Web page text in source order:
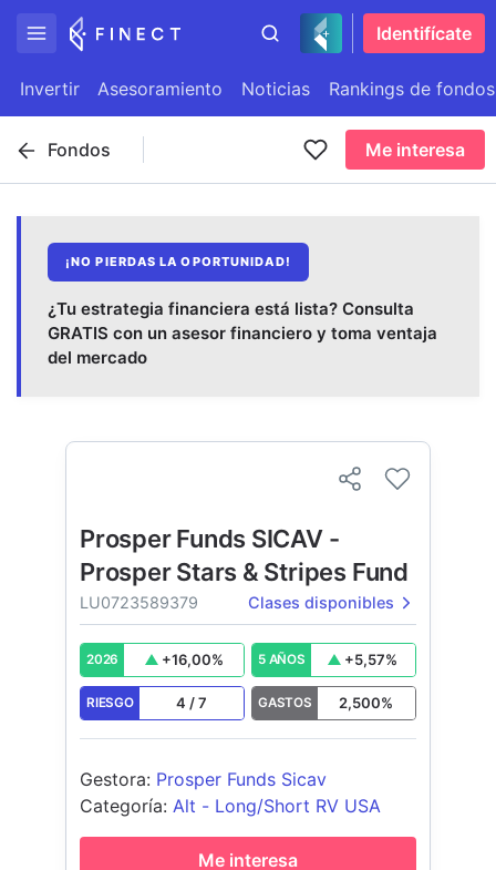
Identifícate
Invertir Asesoramiento Noticias Rankings de fondos
Fondos Me interesa
¡NO PIERDAS LA OPORTUNIDAD!
¿Tu estrategia financiera está lista? Consulta
GRATIS con un asesor financiero y toma ventaja
del mercado
Prosper Funds SICAV -
Prosper Stars & Stripes Fund
LU0723589379 Clases disponibles
2026 +16,00% 5 AÑOS +5,57%
RIESGO 4 /7 GASTOS 2,500%
Gestora: Prosper Funds Sicav
Categoría: Alt - Long/Short RV USA
Me interesa